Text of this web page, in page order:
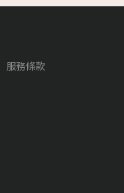
服務條款